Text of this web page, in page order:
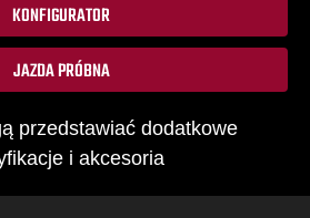
KONFIGURATOR
JAZDA PRÓBNA
przedstawiać dodatkowe
i akcesoria